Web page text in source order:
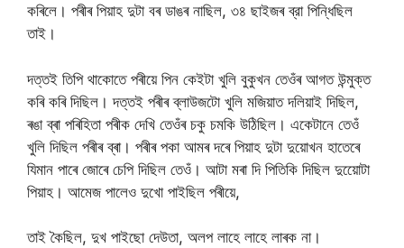
কৰিলে। পৰীৰ পিয়াহ দুটা বৰ ডাঙৰ নাছিল, ৩৪ ছাইজৰ ব্রা পিন্ধিছিল
তাই।
দত্তই তিপি থাকোতে পৰীয়ে পিন কেইটা খুলি বুকুখন তেওঁৰ আগত উন্মুক্ত
কৰি কৰি দিছিল। দত্তই পৰীৰ ব্লাউজটো খুলি মজিয়াত দলিয়াই দিছিল,
ৰঙা ব্ৰা পৰিহিতা পৰীক দেখি তেওঁৰ চকু চমকি উঠিছিল। একেটানে তেওঁ
খুলি দিছিল পৰীৰ ব্ৰা। পৰীৰ পকা আমৰ দৰে পিয়াহ দুটা দুয়োখন হাতেৰে
যিমান পাৰে জোৰে চেপি দিছিল তেওঁ। আটা মৰা দি পিতিকি দিছিল দুয়োেটা
পিয়াহ। আমেজ পালেও দুখো পাইছিল পৰীয়ে,
তাই কৈছিল, দুখ পাইছো দেউতা, অলপ লাহে লাহে লাৰক না।